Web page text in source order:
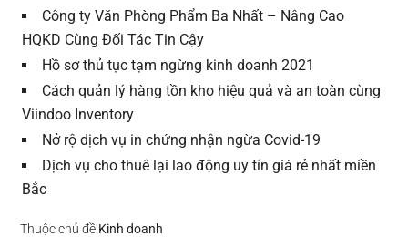
Công ty Văn Phòng Phẩm Ba Nhất – Nâng Cao
HQKD Cùng Đối Tác Tin Cậy
Hồ sơ thủ tục tạm ngừng kinh doanh 2021
Cách quản lý hàng tồn kho hiệu quả và an toàn cùng
Viindoo Inventory
Nở rộ dịch vụ in chứng nhận ngừa Covid-19
Dịch vụ cho thuê lại lao động uy tín giá rẻ nhất miền
Bắc
Thuộc chủ đề:Kinh doanh